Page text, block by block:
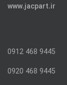
www.jacpart.ir
9445 468 0912
9445 468 0920